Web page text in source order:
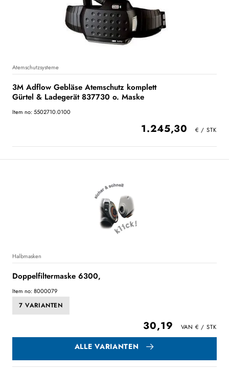
Atemschutzsysteme
3M Adflow Gebläse Atemschutz komplett
Gürtel & Ladegerät 837730 o. Maske
Item no: 5502710.0100
1.245,30
Halbmasken
Doppelfiltermaske 6300,
Item no: 8000079
7 VARIANTEN
30,19
ALLE VARIANTEN